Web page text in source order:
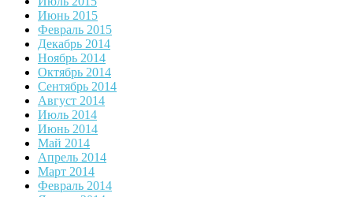
Июнь 2015
Февраль 2015
Декабрь 2014
Ноябрь 2014
Октябрь 2014
Сентябрь 2014
Август 2014
Июль 2014
Июнь 2014
Май 2014
Апрель 2014
Март 2014
Февраль 2014